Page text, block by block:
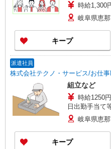
時給1,300
岐阜県恵
キープ
派遣社員
株式会社テクノ・サービス/お仕事
組立など
時給1250
日出勤手当て等が
給 岐阜県恵
キープ